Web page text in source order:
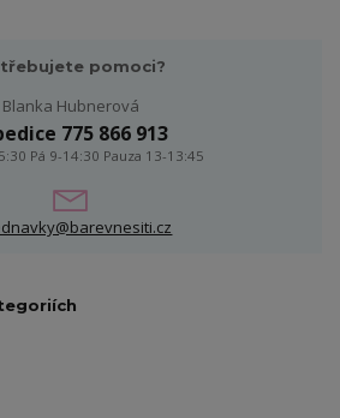
pomoci?
Blanka Hubnerová
775 866 913
Pá 9-14:30 Pauza 13-13:45